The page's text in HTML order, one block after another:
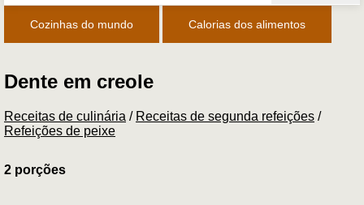
Cozinhas do mundo Calorias dos alimentos
Dente em creole
Receitas de culinária / Receitas de segunda refeições /
Refeições de peixe
2 porções